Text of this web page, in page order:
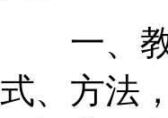
一、教
式、方法